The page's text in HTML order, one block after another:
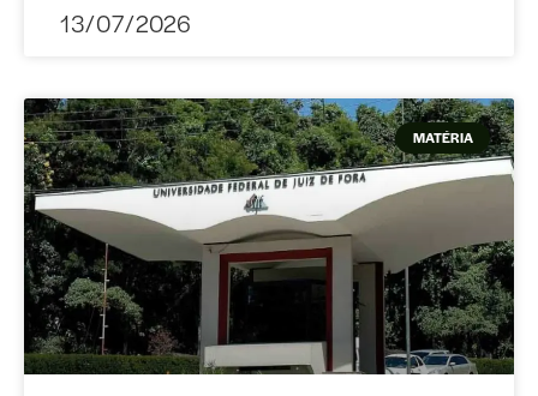
13/07/2026
MATÉRIA